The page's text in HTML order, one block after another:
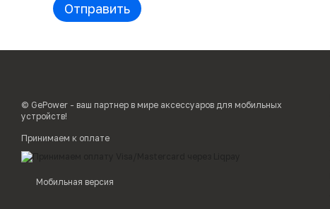
Отправить
© GePower - ваш партнер в мире аксессуаров для мобильных
устройств!
Принимаем к оплате
Мобильная версия